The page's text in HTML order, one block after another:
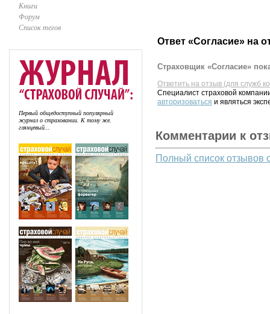
Книги
Форум
Список тегов
Первый общедоступный популярный
журнал о страховании. К тому же,
глянцевый...
Ответ «Согласие» на
Страховщик «Согласие»
Ответить на отзыв (для служб
Специалист страховой
авторизоваться и являться
Комментарии к
Полный список отзывов